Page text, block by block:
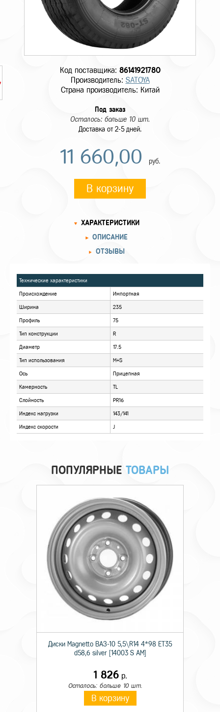
Код поставщика: 86141921780
Производитель: SATOYA
Страна производитель: Китай
Под заказ
Осталось: больше 10 шт.
Доставка от 2-5 дней.
11 660,00 руб.
В корзину
ОПИСАНИЕ
ОТЗЫВЫ
Технические характеристики
Происхождение Импортная
Тип конструкции R
Тип использования
ПОПУЛЯРНЫЕ ТОВАРЫ
Диски Magnetto ВАЗ-10 5,5\R14 4*98 ET35
d58,6 silver [14003 S AM]
1 826р.
Осталось: больше 10 шт.
В корзину